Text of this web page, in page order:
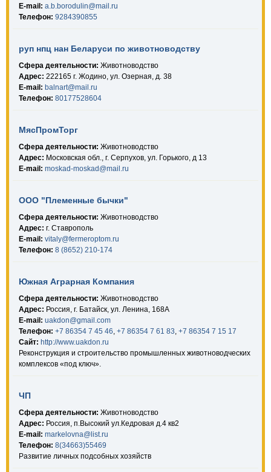
E-mail: a.b.borodulin@mail.ru
Телефон: 9284390855
руп нпц нан Беларуси по животноводству
Сфера деятельности: Животноводство
Адрес: 222165 г. Жодино, ул. Озерная, д. 38
E-mail: balnart@mail.ru
Телефон: 80177528604
МясПромТорг
Сфера деятельности: Животноводство
Адрес: Московская обл., г. Серпухов, ул. Горького, д 13
E-mail: moskad-moskad@mail.ru
ООО "Племенные бычки"
Сфера деятельности: Животноводство
Адрес: г. Ставрополь
E-mail: vitaly@fermeroptom.ru
Телефон: 8 (8652) 210-174
Южная Аграрная Компания
Сфера деятельности: Животноводство
Адрес: Россия, г. Батайск, ул. Ленина, 168А
E-mail: uakdon@gmail.com
Телефон: +7 86354 7 45 46, +7 86354 7 61 83, +7 86354 7 15 17
Сайт: http://www.uakdon.ru
Реконструкция и строительство промышленных животноводческих
комплексов «под ключ».
ЧП
Сфера деятельности: Животноводство
Адрес: Россия, п.Высокий ул.Кедровая д.4 кв2
E-mail: markelovna@list.ru
Телефон: 8(34663)55469
Развитие личных подсобных хозяйств